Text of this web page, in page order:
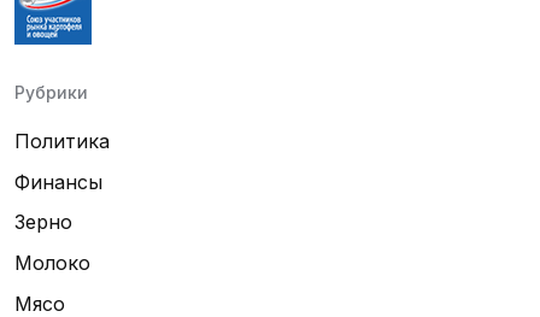
Рубрики
Политика
Финансы
Зерно
Молоко
Мясо